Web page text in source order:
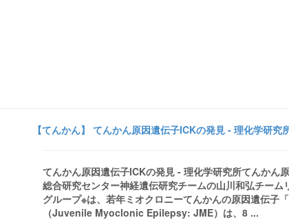
【てんかん】 てんかん原因遺伝子ICKの発見 - 理化学研究
てんかん原因遺伝子ICKの発見 - 理化学研究所てんかん
総合研究センター神経遺伝研究チームの山川和弘チー
グループ※は、若年ミオクロニーてんかんの原因遺伝子
（Juvenile Myoclonic Epilepsy: JME）は、8 ...